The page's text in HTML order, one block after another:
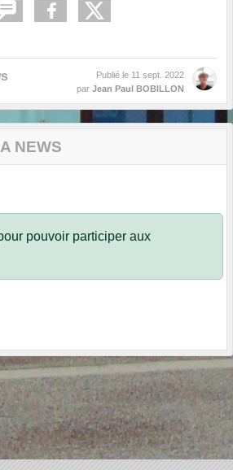
Publié le 11 sept. 2022
par Jean Paul BOBILLON
NEWS
pouvoir participer aux